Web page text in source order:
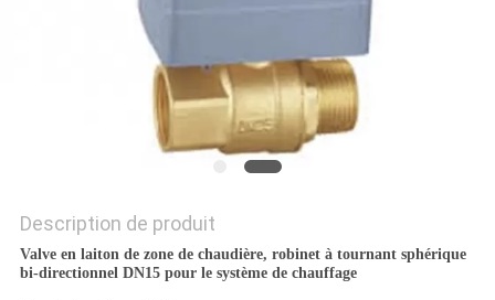
Description de produit
Valve en laiton de zone de chaudière, robinet à tournant sphérique
bi-directionnel DN15 pour le système de chauffage